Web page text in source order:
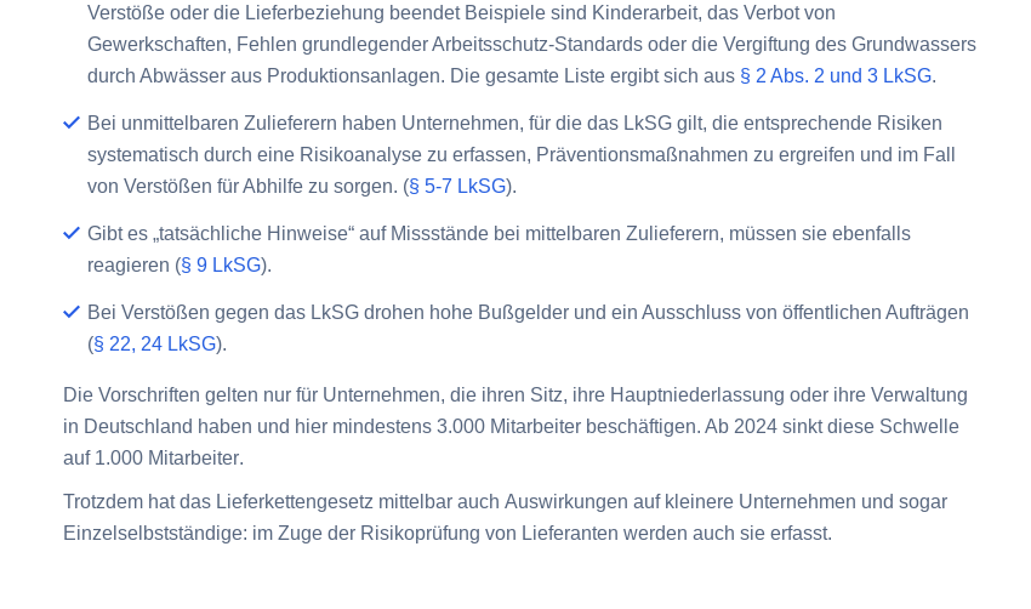
Verstöße oder die Lieferbeziehung beendetBeispiele sind Kinderarbeit, das Verbot von
Gewerkschaften, Fehlen grundlegender Arbeitsschutz-Standards oder die Vergiftung des Grundwassers
durch Abwässer aus Produktionsanlagen. Die gesamte Liste ergibt sich aus § 2 Abs. 2 und 3 LkSG.
Bei unmittelbaren Zulieferern haben Unternehmen, für die das LkSG gilt, die entsprechende Risiken
systematisch durch eine Risikoanalyse zu erfassen, Präventionsmaßnahmen zu ergreifen und im Fall
von Verstößen für Abhilfe zu sorgen. (§ 5-7 LkSG).
Gibt es „tatsächliche Hinweise“ auf Missstände bei mittelbaren Zulieferern, müssen sie ebenfalls
reagieren (§ 9 LkSG).
Bei Verstößen gegen das LkSG drohen hohe Bußgelder und ein Ausschluss von öffentlichen Aufträgen
(§ 22, 24 LkSG).
Die Vorschriften gelten nur für Unternehmen, die ihren Sitz, ihre Hauptniederlassung oder ihre Verwaltung
in Deutschland haben und hier mindestens 3.000 Mitarbeiter beschäftigen. Ab 2024 sinkt diese Schwelle
auf 1.000 Mitarbeiter.
Trotzdem hat das Lieferkettengesetz mittelbar auch Auswirkungen auf kleinere Unternehmen und sogar
Einzelselbstständige: im Zuge der Risikoprüfung von Lieferanten werden auch sie erfasst.